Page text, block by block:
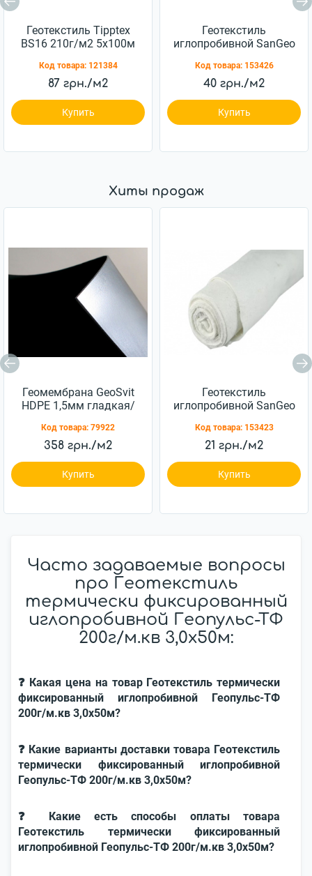
Геотекстиль Tipptex
BS16 210г/м2 5x100м
Код товара: 121384
87 грн./м2
Купить
Геотекстиль
иглопробивной SanGeo
2x100м
Код товара: 153426
40 грн./м2
Купить
Хиты продаж
Геомембрана GeoSvit
HDPE 1,5мм гладкая/
Код товара: 79922
358 грн./м2
Купить
Геотекстиль
иглопробивной SanGeo
2x100м
Код товара: 153423
21 грн./м2
Купить
Часто задаваемые вопросы
про Геотекстиль
термически фиксированный
иглопробивной Геопульс-ТФ
200г/м.кв 3,0x50м:
❓ Какая цена на товар Геотекстиль термически
фиксированный иглопробивной Геопульс-ТФ
200г/м.кв 3,0x50м?
❓ Какие варианты доставки товара Геотекстиль
термически фиксированный иглопробивной
Геопульс-ТФ 200г/м.кв 3,0x50м?
❓ Какие есть способы оплаты товара
Геотекстиль термически фиксированный
иглопробивной Геопульс-ТФ 200г/м.кв 3,0x50м?